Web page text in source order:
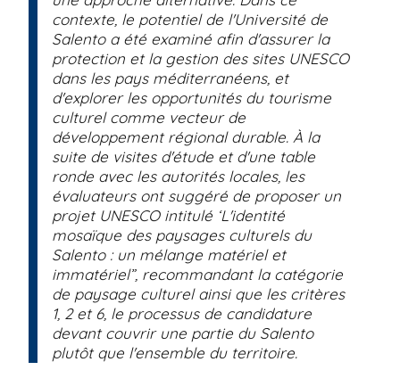
contexte, le potentiel de l'Université de
Salento a été examiné afin d'assurer la
protection et la gestion des sites UNESCO
dans les pays méditerranéens, et
d'explorer les opportunités du tourisme
culturel comme vecteur de
développement régional durable. À la
suite de visites d'étude et d'une table
ronde avec les autorités locales, les
évaluateurs ont suggéré de proposer un
projet UNESCO intitulé ‘L'identité
mosaïque des paysages culturels du
Salento : un mélange matériel et
immatériel”, recommandant la catégorie
de paysage culturel ainsi que les critères
1, 2 et 6, le processus de candidature
devant couvrir une partie du Salento
plutôt que l'ensemble du territoire.